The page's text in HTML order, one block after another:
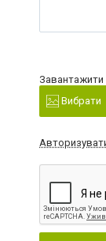
Вибрати